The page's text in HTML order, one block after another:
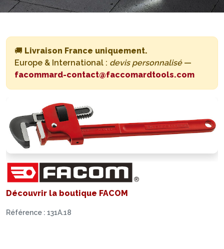
🚚 Livraison France uniquement.
Europe & International : devis personnalisé—
facommard-contact@faccomardtools.com
Découvrir la boutique FACOM
Référence : 131A.18